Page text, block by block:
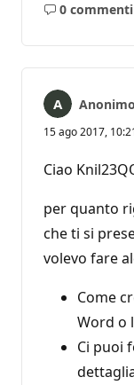
0 commenti
Nessun
Anonimo
15 ago 2017,
Ciao
per quanto
che ti si
volevo fare
Come
Word o
Ci puoi